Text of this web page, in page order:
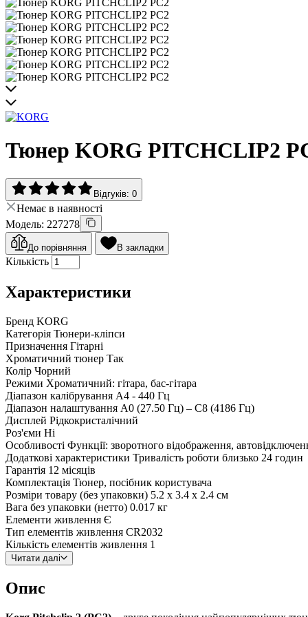
Тюнер KORG PITCHCLIP2
Відгуків: 0
Немає в наявності
Модель: 227278
До порівняння В закладки
Кількість
Характеристики
Бренд KORG
Категорія Тюнери-кліпси
Призначення Гітарні
Хроматичний тюнер Так
Колір Чорний
Режими Хроматичний: гітара, бас-гітара
Діапазон калібрування A4 - 440 Гц
Діапазон налаштування A0 (27.50 Гц) – C8 (4186 Гц)
Дисплей Рідкокристалічний
Роз'єми Ні
Особливості Функції: зворотного відображення,
Додаткові характеристики Тривалість роботи близько 24 годин
Гарантія 12 місяців
Комплектація Тюнер, посібник користувача
Розміри товару (без упаковки) 5.2 x 3.4 x 2.4 см
Вага без упаковки (нетто) 0.017 кг
Елементи живлення Є
Тип елементів живлення CR2032
Кількість елементів живлення 1
Читати далі
Опис